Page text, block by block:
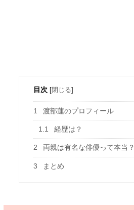
目次 [閉じる]
1 渡部蓮のプロフィール
1.1 経歴は？
2 両親は有名な俳優って本当？
3 まとめ